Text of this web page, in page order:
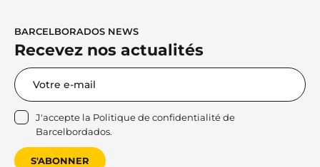
BARCELBORADOS NEWS
Recevez nos actualités
J'accepte la Politique de confidentialitéde
Barcelbordados.
S'ABONNER